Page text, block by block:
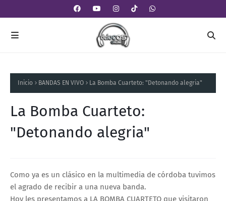
Inicio BANDAS EN VIVO La Bomba Cuarteto: "Detonando alegria"
La Bomba Cuarteto:
"Detonando alegria"
Como ya es un clásico en la multimedia de córdoba tuvimos
el agrado de recibir a una nueva banda.
Hoy les presentamos a LA BOMBA CUARTETO que visitaron